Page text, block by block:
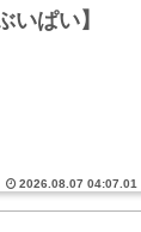
いぱい】
2026.08.07 04:07.01